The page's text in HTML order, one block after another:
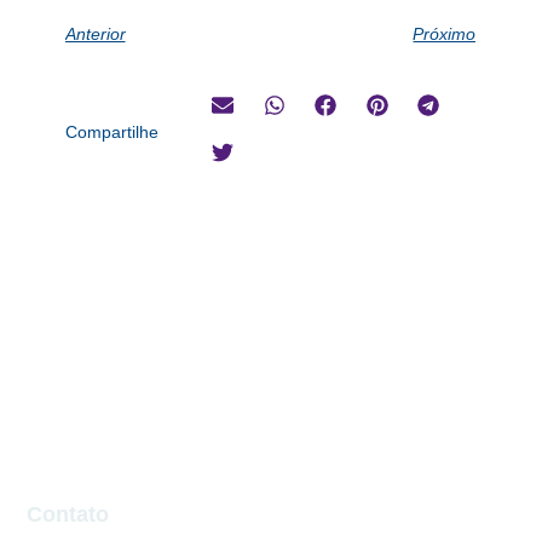
Anterior Próximo
Compartilhe
Contato